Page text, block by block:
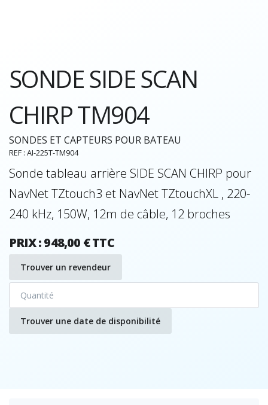
SONDE SIDE SCAN
CHIRP TM904
SONDES ET CAPTEURS POUR BATEAU
REF : AI-225T-TM904
Sonde tableau arrière SIDE SCAN CHIRP pour
NavNet TZtouch3 et NavNet TZtouchXL , 220-
240 kHz, 150W, 12m de câble, 12 broches
PRIX : 948,00 € TTC
Trouver un revendeur
Trouver une date de disponibilité